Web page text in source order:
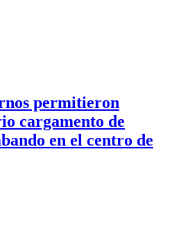
permitieron
cargamento de
en el centro de